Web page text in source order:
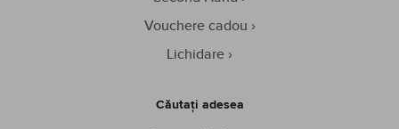
Vouchere cadou
Lichidare
Căutați adesea